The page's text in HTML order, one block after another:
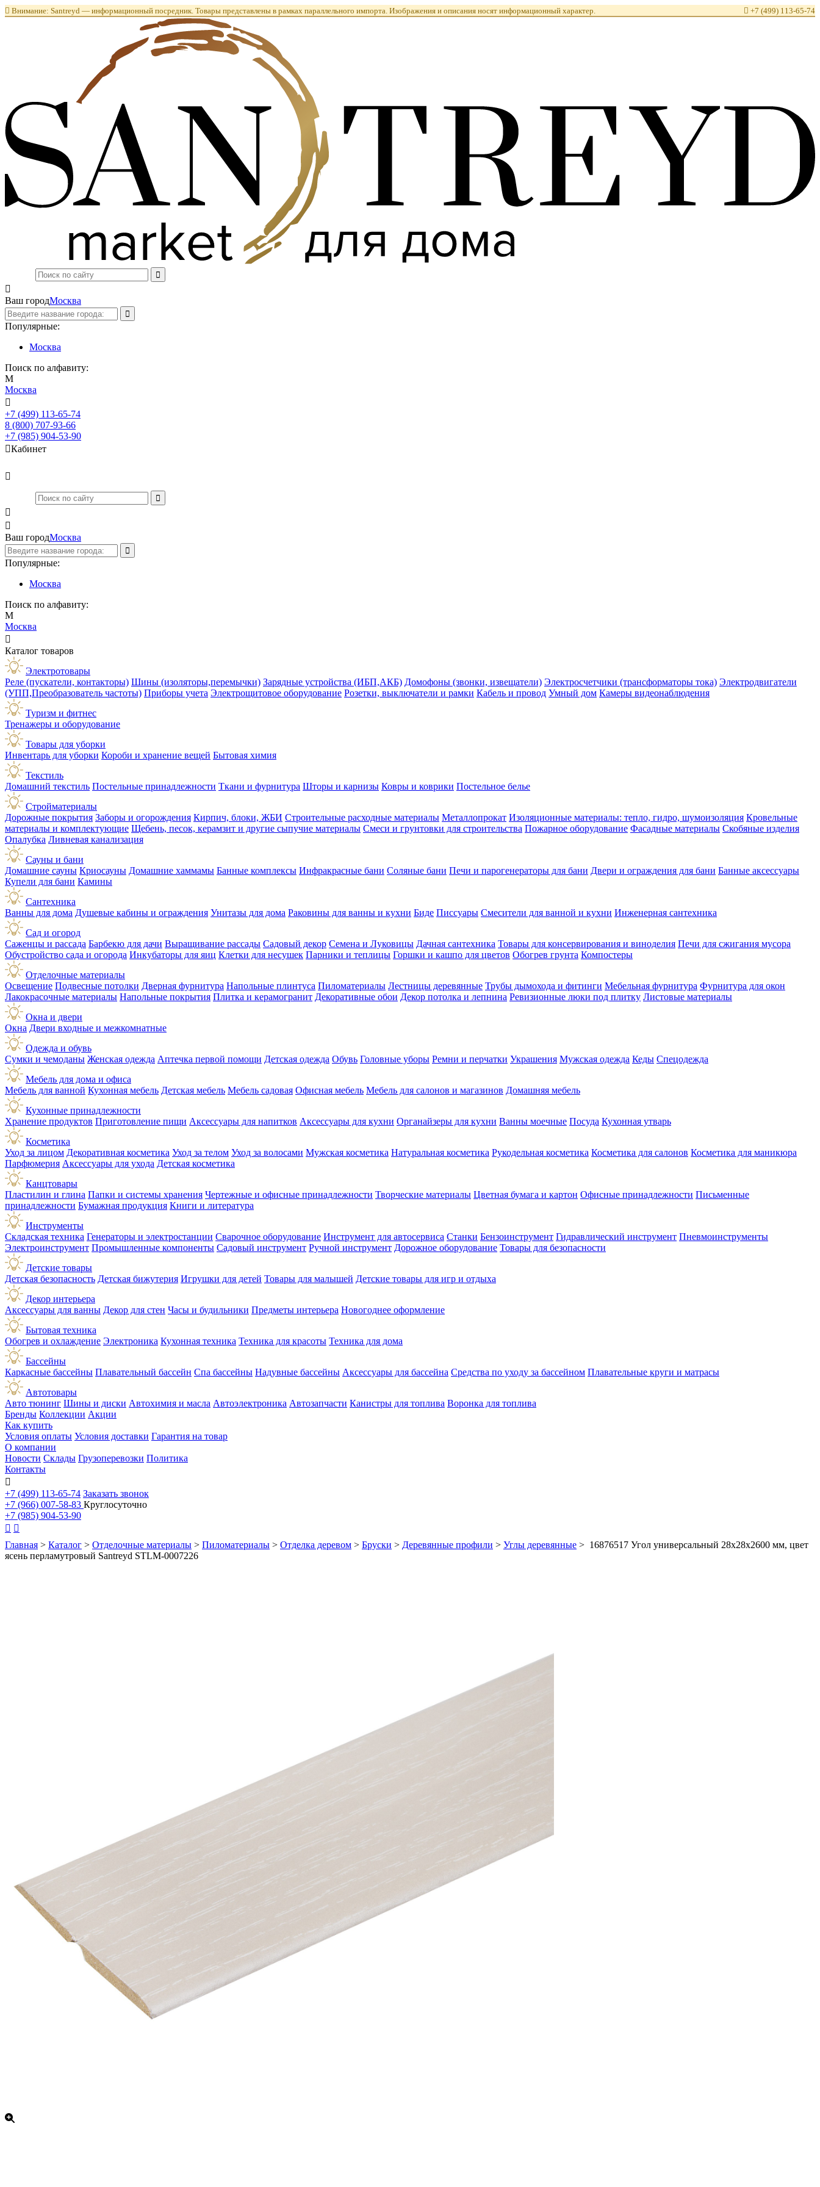
 Внимание: Santreyd — информационный посредник. Товары представлены в рамках параллельного импорта. Изображения и описания носят информационный характер.  +7 (499) 113-65-74

Ваш городМосква
Популярные:
Москва
Поиск по алфавиту:
М
Москва

+7 (499) 113-65-74
8 (800) 707-93-66
+7 (985) 904-53-90
Кабинет



Ваш городМосква
Популярные:
Москва
Поиск по алфавиту:
М
Москва

Каталог товаров
Электротовары
Реле (пускатели, контакторы) Шины (изоляторы,перемычки) Зарядные устройства (ИБП,АКБ) Домофоны (звонки, извещатели) Электросчетчики (трансформаторы тока) Электродвигатели
(УПП,Преобразователь частоты) Приборы учета Электрощитовое оборудование Розетки, выключатели и рамки Кабель и провод Умный дом Камеры видеонаблюдения
Туризм и фитнес
Тренажеры и оборудование
Товары для уборки
Инвентарь для уборки Короби и хранение вещей Бытовая химия
Текстиль
Домашний текстиль Постельные принадлежности Ткани и фурнитура Шторы и карнизы Ковры и коврики Постельное белье
Стройматериалы
Дорожные покрытия Заборы и огорождения Кирпич, блоки, ЖБИ Строительные расходные материалы Металлопрокат Изоляционные материалы: тепло, гидро, шумоизоляция Кровельные
материалы и комплектующие Щебень, песок, керамзит и другие сыпучие материалы Смеси и грунтовки для строительства Пожарное оборудование Фасадные материалы Скобяные изделия
Опалубка Ливневая канализация
Сауны и бани
Домашние сауны Криосауны Домашние хаммамы Банные комплексы Инфракрасные бани Соляные бани Печи и парогенераторы для бани Двери и ограждения для бани Банные аксессуары
Купели для бани Камины
Сантехника
Ванны для дома Душевые кабины и ограждения Унитазы для дома Раковины для ванны и кухни Биде Писсуары Смесители для ванной и кухни Инженерная сантехника
Сад и огород
Саженцы и рассада Барбекю для дачи Выращивание рассады Садовый декор Семена и Луковицы Дачная сантехника Товары для консервирования и виноделия Печи для сжигания мусора
Обустройство сада и огорода Инкубаторы для яиц Клетки для несушек Парники и теплицы Горшки и кашпо для цветов Обогрев грунта Компостеры
Отделочные материалы
Освещение Подвесные потолки Дверная фурнитура Напольные плинтуса Пиломатериалы Лестницы деревянные Трубы дымохода и фитинги Мебельная фурнитура Фурнитура для окон
Лакокрасочные материалы Напольные покрытия Плитка и керамогранит Декоративные обои Декор потолка и лепнина Ревизионные люки под плитку Листовые материалы
Окна и двери
Окна Двери входные и межкомнатные
Одежда и обувь
Сумки и чемоданы Женская одежда Аптечка первой помощи Детская одежда Обувь Головные уборы Ремни и перчатки Украшения Мужская одежда Кеды Спецодежда
Мебель для дома и офиса
Мебель для ванной Кухонная мебель Детская мебель Мебель садовая Офисная мебель Мебель для салонов и магазинов Домашняя мебель
Кухонные принадлежности
Хранение продуктов Приготовление пищи Аксессуары для напитков Аксессуары для кухни Органайзеры для кухни Ванны моечные Посуда Кухонная утварь
Косметика
Уход за лицом Декоративная косметика Уход за телом Уход за волосами Мужская косметика Натуральная косметика Рукодельная косметика Косметика для салонов Косметика для маникюра
Парфюмерия Аксессуары для ухода Детская косметика
Канцтовары
Пластилин и глина Папки и системы хранения Чертежные и офисные принадлежности Творческие материалы Цветная бумага и картон Офисные принадлежности Письменные
принадлежности Бумажная продукция Книги и литература
Инструменты
Складская техника Генераторы и электростанции Сварочное оборудование Инструмент для автосервиса Станки Бензоинструмент Гидравлический инструмент Пневмоинструменты
Электроинструмент Промышленные компоненты Садовый инструмент Ручной инструмент Дорожное оборудование Товары для безопасности
Детские товары
Детская безопасность Детская бижутерия Игрушки для детей Товары для малышей Детские товары для игр и отдыха
Декор интерьера
Аксессуары для ванны Декор для стен Часы и будильники Предметы интерьера Новогоднее оформление
Бытовая техника
Обогрев и охлаждение Электроника Кухонная техника Техника для красоты Техника для дома
Бассейны
Каркасные бассейны Плавательный бассейн Спа бассейны Надувные бассейны Аксессуары для бассейна Средства по уходу за бассейном Плавательные круги и матрасы
Автотовары
Авто тюнинг Шины и диски Автохимия и масла Автоэлектроника Автозапчасти Канистры для топлива Воронка для топлива
Бренды Коллекции Акции
Как купить
Условия оплаты Условия доставки Гарантия на товар
О компании
Новости Склады Грузоперевозки Политика
Контакты

+7 (499) 113-65-74 Заказать звонок
+7 (966) 007-58-83 Круглосуточно
+7 (985) 904-53-90
 
Главная > Каталог > Отделочные материалы > Пиломатериалы > Отделка деревом > Бруски > Деревянные профили > Углы деревянные > 16876517 Угол универсальный 28x28x2600 мм, цвет
ясень перламутровый Santreyd STLM-0007226